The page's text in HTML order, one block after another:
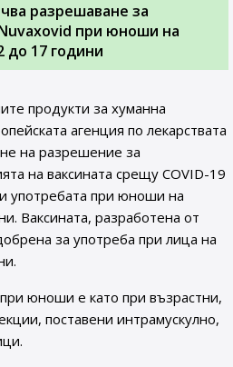
разрешаване за
при юноши на
до 17 години
продукти за хуманна
агенция по лекарствата
на разрешение за
на ваксината срещу COVID-19
употребата при юноши на
Ваксината, разработена от
за употреба при лица на
юноши е като при възрастни,
поставени интрамускулно,